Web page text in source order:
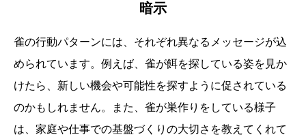
暗示
雀の行動パターンには、それぞれ異なるメッセージが込
められています。例えば、雀が餌を探している姿を見か
けたら、新しい機会や可能性を探すように促されている
のかもしれません。また、雀が巣作りをしている様子
は、家庭や仕事での基盤づくりの大切さを教えてくれて